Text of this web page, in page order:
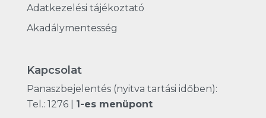
Adatkezelési tájékoztató
Akadálymentesség
Kapcsolat
Panaszbejelentés (nyitva tartási időben):
Tel.: 1276| 1-es menüpont